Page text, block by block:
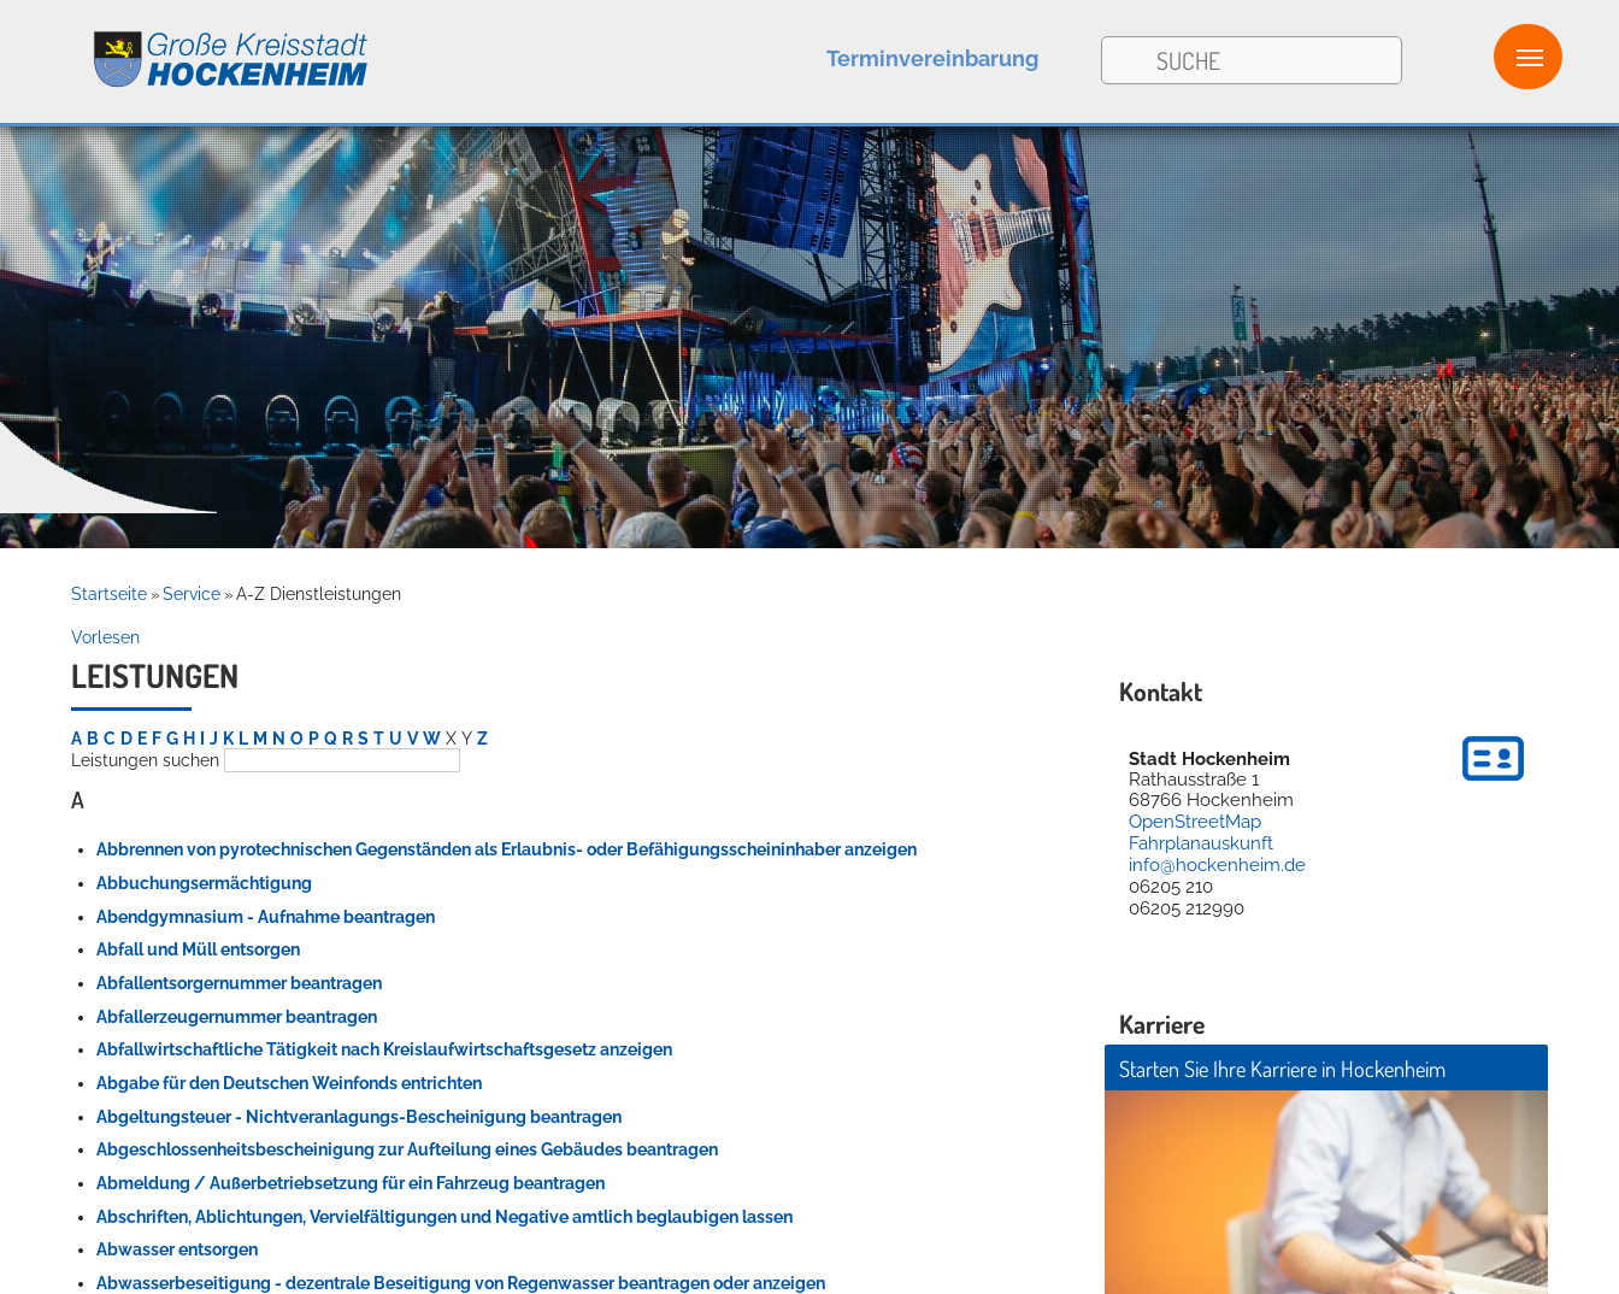
Leben
Kultur
Service
Terminvereinbarung
Willkommen in Hockenheim
Startseite » Service » A-Z Dienstleistungen
Vorlesen
LEISTUNGEN
A B C D E F G H J K L M N O P Q R S T U V W X Y Z
Leistungen suchen
A
Abbrennen von pyrotechnischen Gegenständen als Erlaubnis- oder Befähigungsscheininhaber anzeigen
Abbuchungsermächtigung
Abendgymnasium - Aufnahme beantragen
Abfall und Müll entsorgen
Abfallentsorgernummer beantragen
Abfallerzeugernummer beantragen
Abfallwirtschaftliche Tätigkeit nach Kreislaufwirtschaftsgesetz anzeigen
Abgabe für den Deutschen Weinfonds entrichten
Abgeltungsteuer - Nichtveranlagungs-Bescheinigung beantragen
Abgeschlossenheitsbescheinigung zur Aufteilung eines Gebäudes beantragen
Abmeldung / Außerbetriebsetzung für ein Fahrzeug beantragen
Abschriften, Ablichtungen, Vervielfältigungen und Negative amtlich beglaubigen lassen
Abwasser entsorgen
Abwasserbeseitigung - dezentrale Beseitigung von Regenwasser beantragen oder anzeigen
Kontakt
Stadt Hockenheim
Rathausstraße 1
68766 Hockenheim
OpenStreetMap
Fahrplanauskunft
info@hockenheim.de
06205 210
06205 212990
Karriere
Starten Sie Ihre Karriere in Hockenheim